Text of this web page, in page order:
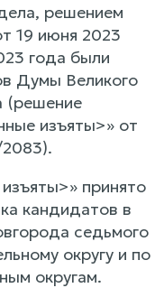
решением
19 июня 2023
года были
Думы Великого
(решение
изъяты>» от
принято
кандидатов в
седьмого
округу и по
округам.